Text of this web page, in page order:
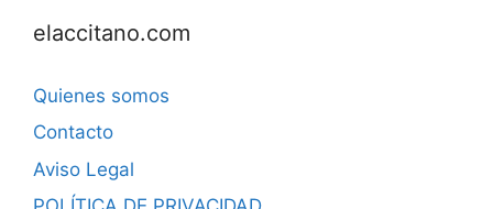
elaccitano.com
Quienes somos
Contacto
Aviso Legal